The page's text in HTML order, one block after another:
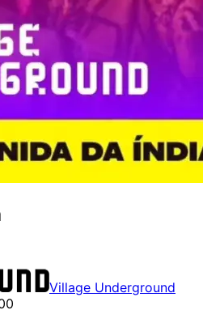
Village Underground